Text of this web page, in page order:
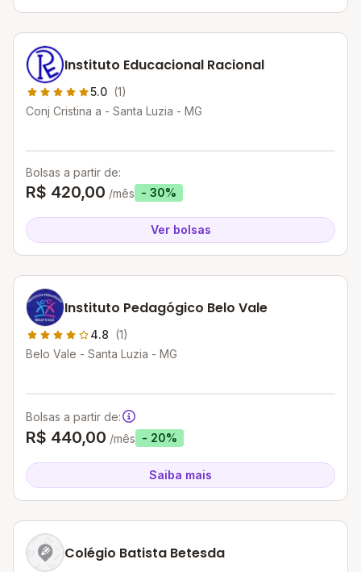
Instituto Educacional Racional
5.0 (1)
Conj Cristina a - Santa Luzia - MG
Bolsas a partir de:
R$ 420,00 /mês - 30%
Ver bolsas
Instituto Pedagógico Belo Vale
4.8 (1)
Belo Vale - Santa Luzia - MG
Bolsas a partir de:
R$ 440,00 /mês - 20%
Saiba mais
Colégio Batista Betesda